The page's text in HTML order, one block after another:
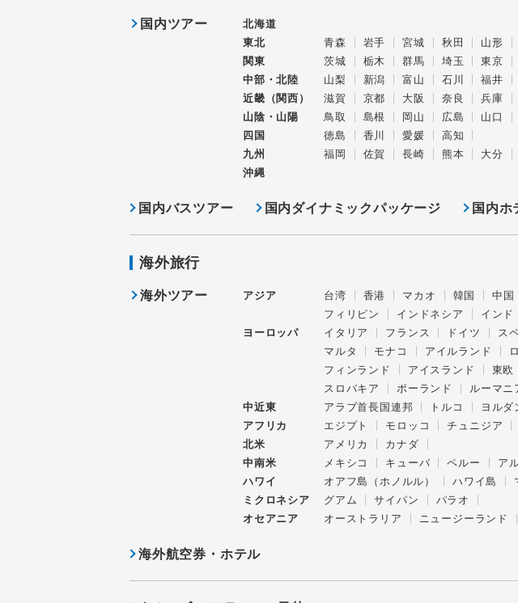
国内ツアー
北海道
東北
青森 岩手 宮城 秋田 山形
関東
茨城 栃木 群馬 埼玉 東京
中部・北陸
山梨 新潟 富山 石川 福井
近畿（関西）
滋賀 京都 大阪 奈良 兵庫
山陰・山陽
鳥取 島根 岡山 広島
山口
四国
徳島 香川 愛媛
高知
九州
福岡 佐賀 長崎 熊本 大分
沖縄
国内バスツアー 国内ダイナミックパッケージ 国内ホ
海外旅行
海外ツアー アジア 台湾 香港 マカオ 韓国 中国
フィリピン
インドネシア インド
ヨーロッパ
イタリア フランス ドイツ ス
マルタ
モナコ アイルランド
フィンランド
アイスランド 東欧
スロバキア
ポーランド ルーマニ
中近東
アラブ首長国連邦 トルコ ヨルダ
アフリカ
エジプト モロッコ チュニジア
北米
アメリカ
カナダ
中南米
メキシコ キューバ ペルー ア
ハワイ
オアフ島（ホノルル） ハワイ島
ミクロネシア
グアム サイパン
パラオ
オセアニア
オーストラリア ニュージーランド
海外航空券・ホテル